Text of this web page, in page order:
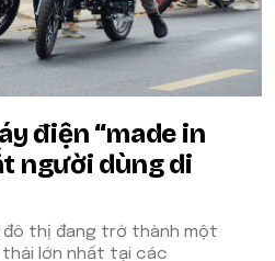
điện “made in
người dùng di
đô thị đang trở thành một
lớn nhất tại các